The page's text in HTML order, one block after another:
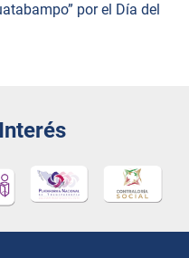
por el Día del